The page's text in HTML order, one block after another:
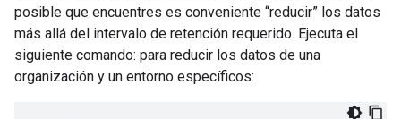
posible que encuentres es conveniente “reducir” los datos
más allá del intervalo de retención requerido. Ejecuta el
siguiente comando: para reducir los datos de una
organización y un entorno específicos: